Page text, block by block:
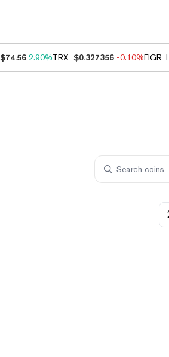
$74.56 2.90%TRX $0.327356 -0.10%